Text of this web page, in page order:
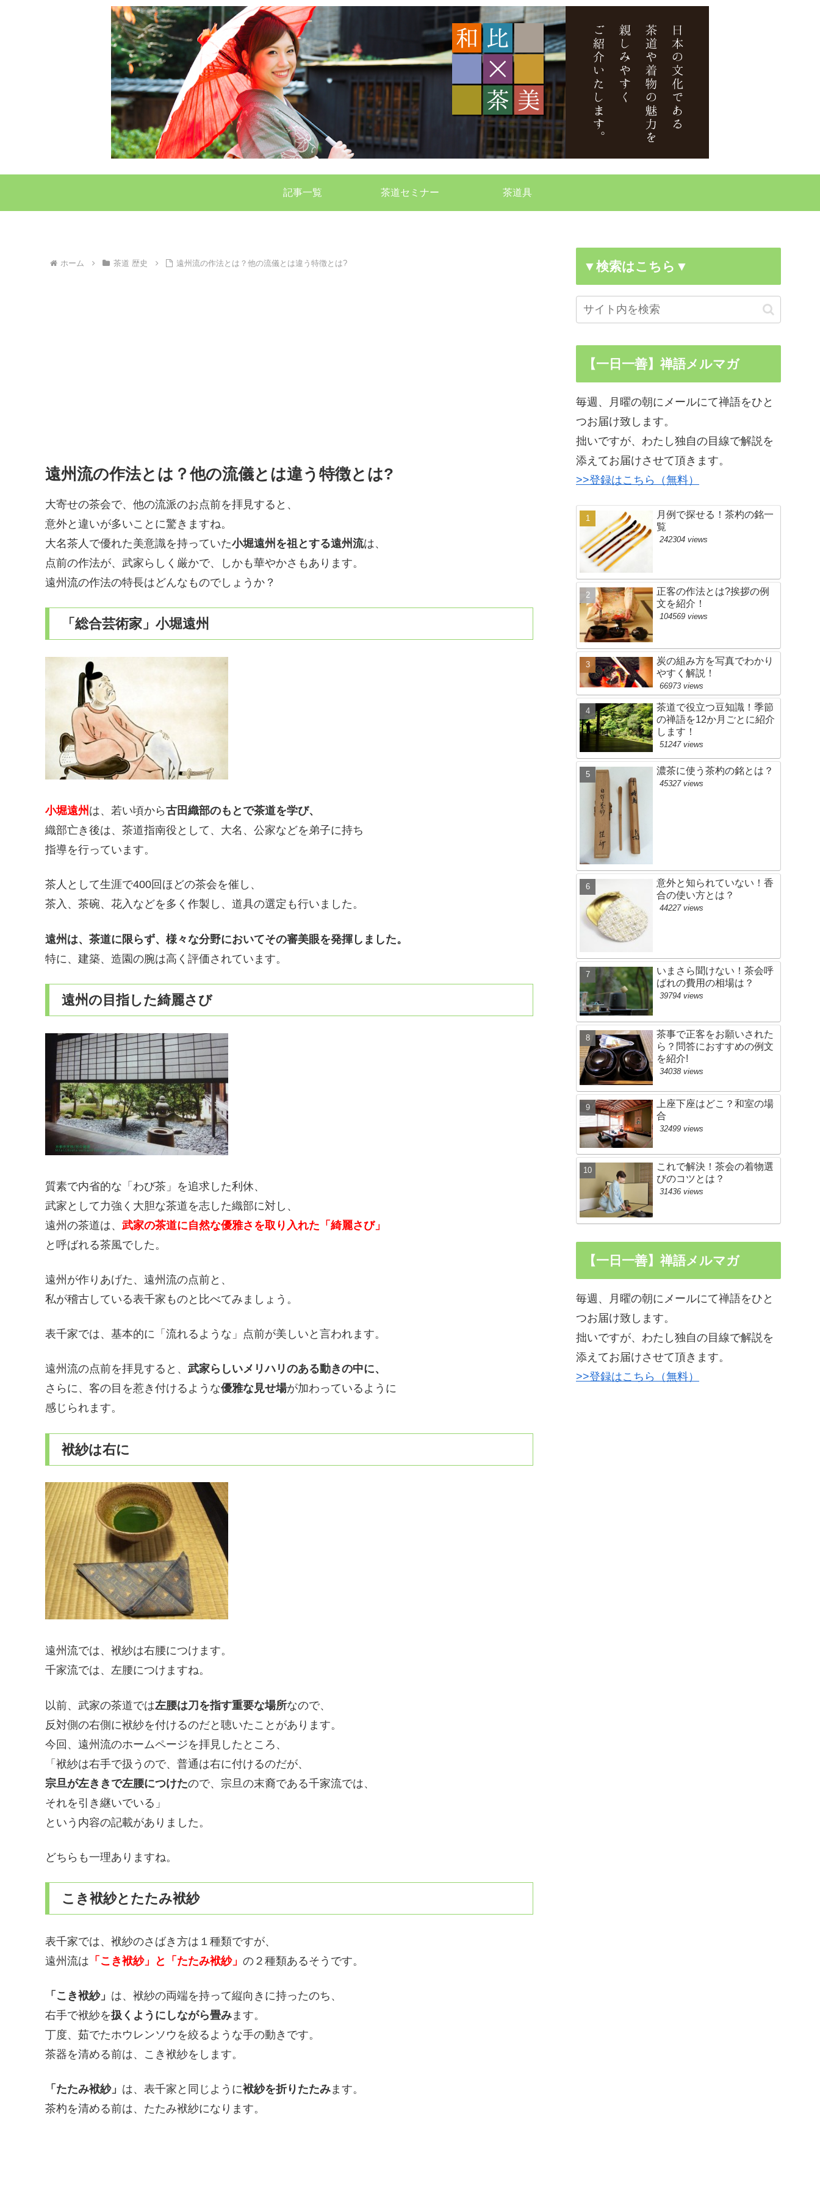
記事一覧 茶道セミナー 茶道具
ホーム 茶道 歴史 遠州流の作法とは？他の流儀とは違う特徴とは?
遠州流の作法とは？他の流儀とは違う特徴とは?
大寄せの茶会で、他の流派のお点前を拝見すると、
意外と違いが多いことに驚きますね。
大名茶人で優れた美意識を持っていた小堀遠州を祖とする遠州流は、
点前の作法が、武家らしく厳かで、しかも華やかさもあります。
遠州流の作法の特長はどんなものでしょうか？
「総合芸術家」小堀遠州
小堀遠州 は、若い頃から古田織部のもとで茶道を学び、
織部亡き後は、茶道指南役として、大名、公家などを弟子に持ち
指導を行っています。
茶人として生涯で400回ほどの茶会を催し、
茶入、茶碗、花入などを多く作製し、道具の選定も行いました。
遠州は、茶道に限らず、様々な分野においてその審美眼を発揮しました。
特に、建築、造園の腕は高く評価されています。
遠州の目指した綺麗さび
質素で内省的な「わび茶」を追求した利休、
武家として力強く大胆な茶道を志した織部に対し、
遠州の茶道は、 武家の茶道に自然な優雅さを取り入れた「綺麗さび」
と呼ばれる茶風でした。
遠州が作りあげた、遠州流の点前と、
私が稽古している表千家ものと比べてみましょう。
表千家では、基本的に「流れるような」点前が美しいと言われます。
遠州流の点前を拝見すると、 武家らしいメリハリのある動きの中に、
さらに、客の目を惹き付けるような優雅な見せ場が加わっているように
感じられます。
袱紗は右に
遠州流では、袱紗は右腰につけます。
千家流では、左腰につけますね。
以前、武家の茶道では左腰は刀を指す重要な場所なので、
反対側の右側に袱紗を付けるのだと聴いたことがあります。
今回、遠州流のホームページを拝見したところ、
「袱紗は右手で扱うので、普通は右に付けるのだが、
宗旦が左ききで左腰につけたので、宗旦の末裔である千家流では、
それを引き継いでいる」
という内容の記載がありました。
どちらも一理ありますね。
こき袱紗とたたみ袱紗
表千家では、袱紗のさばき方は１種類ですが、
遠州流は 「こき袱紗」と「たたみ袱紗」 の２種類あるそうです。
「こき袱紗」 は、袱紗の両端を持って縦向きに持ったのち、
右手で袱紗を扱くようにしながら畳み ます。
丁度、茹でたホウレンソウを絞るような手の動きです。
茶器を清める前は、こき袱紗をします。
「たたみ袱紗」 は、表千家と同じように袱紗を折りたたみます。
茶杓を清める前は、たたみ袱紗になります。
▼検索はこちら▼
【一日一善】禅語メルマガ
毎週、月曜の朝にメールにて禅語をひと
つお届け致します。
拙いですが、わたし独自の目線で解説を
添えてお届けさせて頂きます。
>>登録はこちら（無料）
月例で探せる！茶杓の銘一
覧
242304 views
正客の作法とは?挨拶の例
文を紹介！
104569 views
炭の組み方を写真でわかり
やすく解説！
66973 views
茶道で役立つ豆知識！季節
の禅語を12か月ごとに紹介
します！
51247 views
濃茶に使う茶杓の銘とは？
45327 views
意外と知られていない！香
合の使い方とは？
44227 views
いまさら聞けない！茶会呼
ばれの費用の相場は？
39794 views
茶事で正客をお願いされた
ら？問答におすすめの例文
を紹介!
34038 views
上座下座はどこ？和室の場
合
32499 views
これで解決！茶会の着物選
びのコツとは？
31436 views
【一日一善】禅語メルマガ
毎週、月曜の朝にメールにて禅語をひと
つお届け致します。
拙いですが、わたし独自の目線で解説を
添えてお届けさせて頂きます。
>>登録はこちら（無料）